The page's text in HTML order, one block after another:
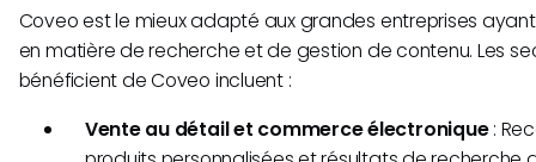
Coveo est le mieux adapté aux grandes entreprises
en matière de recherche et de gestion de contenu. Les
bénéficient de Coveo incluent :
Vente au détail et commerce électronique: